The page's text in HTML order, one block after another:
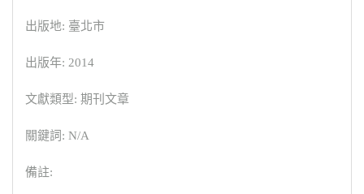
出版地: 臺北市
出版年: 2014
文獻類型: 期刊文章
關鍵詞: N/A
備註: